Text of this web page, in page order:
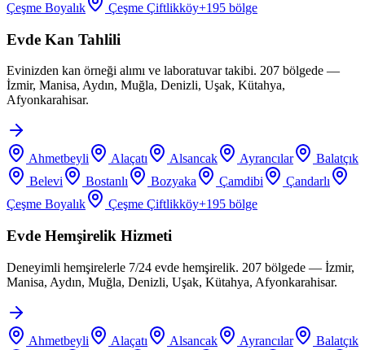
Çeşme Boyalık
Çeşme Çiftlikköy+195 bölge
Evde Kan Tahlili
Evinizden kan örneği alımı ve laboratuvar takibi. 207 bölgede —
İzmir, Manisa, Aydın, Muğla, Denizli, Uşak, Kütahya,
Afyonkarahisar.
Ahmetbeyli Alaçatı Alsancak Ayrancılar
Balatçık
Belevi
Bostanlı Bozyaka Çamdibi
Çandarlı
Çeşme Boyalık
Çeşme Çiftlikköy+195 bölge
Evde Hemşirelik Hizmeti
Deneyimli hemşirelerle 7/24 evde hemşirelik. 207 bölgede — İzmir,
Manisa, Aydın, Muğla, Denizli, Uşak, Kütahya, Afyonkarahisar.
Ahmetbeyli Alaçatı Alsancak Ayrancılar Balatçık